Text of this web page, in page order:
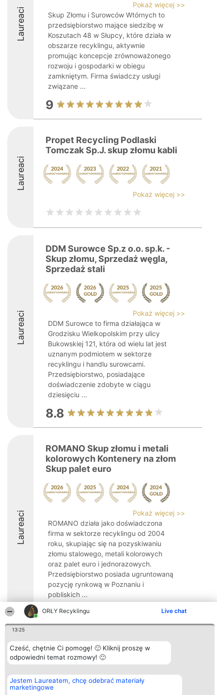
ORŁY Recyklingu Live chat
13:25
Cześć, chętnie Ci pomogę! 🙂 Kliknij proszę w
odpowiedni temat rozmowy! 🙂
Jestem Laureatem, chcę odebrać materiały
marketingowe
Laureaci
Pokaż więcej >>
Skup Złomu i Surowców Wtórnych to
przedsiębiorstwo mające siedzibę w
Koszutach 48 w Słupcy, które działa w
obszarze recyklingu, aktywnie
promując koncepcje zrównoważonego
rozwoju i gospodarki w obiegu
zamkniętym. Firma świadczy usługi
związane ...
9
Laureaci
Propet Recycling Podlaski
Tomczak Sp.J. skup złomu kabli
Pokaż więcej >>
Laureaci
DDM Surowce Sp.z o.o. sp.k. -
Skup złomu, Sprzedaż węgla,
Sprzedaż stali
Pokaż więcej >>
DDM Surowce to firma działająca w
Grodzisku Wielkopolskim przy ulicy
Bukowskiej 121, która od wielu lat jest
uznanym podmiotem w sektorze
recyklingu i handlu surowcami.
Przedsiębiorstwo, posiadające
doświadczenie zdobyte w ciągu
dziesięciu ...
8.8
Laureaci
ROMANO Skup złomu i metali
kolorowych Kontenery na złom
Skup palet euro
Pokaż więcej >>
ROMANO działa jako doświadczona
firma w sektorze recyklingu od 2004
roku, skupiając się na pozyskiwaniu
złomu stalowego, metali kolorowych
oraz palet euro i jednorazowych.
Przedsiębiorstwo posiada ugruntowaną
pozycję rynkową w Poznaniu i
pobliskich ...
8
Organizator plebiscytu
Bright Side Solutions sp. z o.
o. sp. k.
Wrocław 50-079
KRS 0000749100 | Regon
381313360 | NIP 8943132676
Plebiscyt
Laureaci
Lista
Laureatów
Zasady
Kontakt